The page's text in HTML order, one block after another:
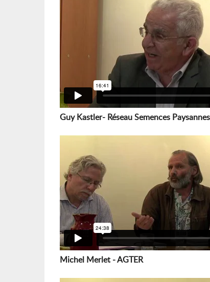
Guy Kastler- Réseau Semences Paysannes
Michel Merlet - AGTER